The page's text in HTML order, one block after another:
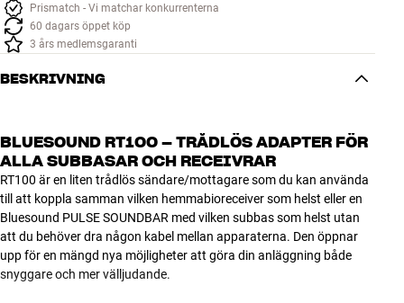
Prismatch - Vi matchar konkurrenterna
60 dagars öppet köp
3 års medlemsgaranti
BESKRIVNING
BLUESOUND RT100 – TRÅDLÖS ADAPTER FÖR
ALLA SUBBASAR OCH RECEIVRAR
RT100 är en liten trådlös sändare/mottagare som du kan använda
till att koppla samman vilken hemmabioreceiver som helst eller en
Bluesound PULSE SOUNDBAR med vilken subbas som helst utan
att du behöver dra någon kabel mellan apparaterna. Den öppnar
upp för en mängd nya möjligheter att göra din anläggning både
snyggare och mer välljudande.